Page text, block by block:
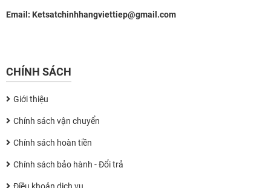
Email: Ketsatchinhhangviettiep@gmail.com
CHÍNH SÁCH
Giới thiệu
Chính sách vận chuyển
Chính sách hoàn tiền
Chính sách bảo hành - Đổi trả